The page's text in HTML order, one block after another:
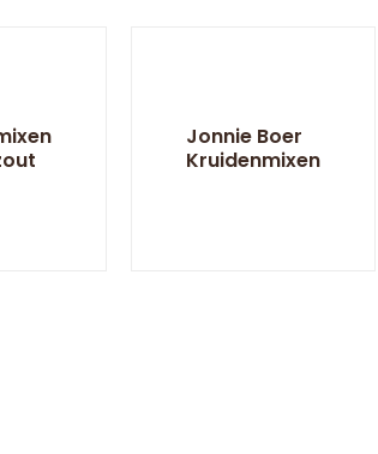
Jonnie Boer
Kruidenmixen